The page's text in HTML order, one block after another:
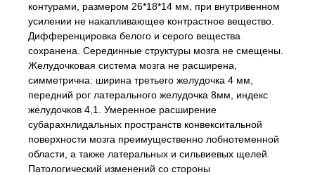
контурами, размером 26*18*14 мм, при внутривенном
усилении не накапливающее контрастное вещество.
Дифференцировка белого и серого вещества
сохранена. Серединные структуры мозга не смещены.
Желудочковая система мозга не расширена,
симметрична: ширина третьего желудочка 4 мм,
передний рог латерального желудочка 8мм, индекс
желудочков 4,1. Умеренное расширение
субарахнлидальных пространств конвекситальной
поверхности мозга преимущественно лобнотеменной
области, а также латеральных и сильвиевых щелей.
Патологический изменений со стороны